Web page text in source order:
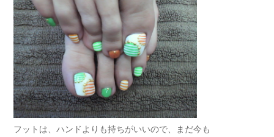
フットは、ハンドよりも持ちがいいので、まだ今も